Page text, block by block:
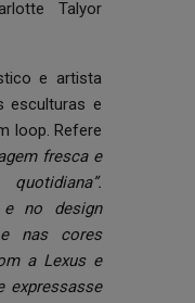
Talyor
e artista
esculturas e
loop. Refere
fresca e
e no design
nas cores
a Lexus e
expressasse